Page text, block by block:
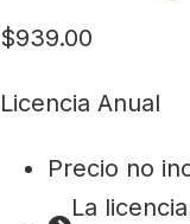
$939.00
Licencia Anual
Precio no
La